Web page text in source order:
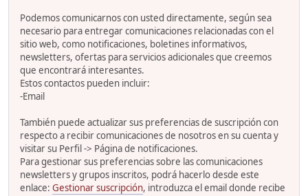
Podemos comunicarnos con usted directamente, según sea
necesario para entregar comunicaciones relacionadas con el
sitio web, como notificaciones, boletines informativos,
newsletters, ofertas para servicios adicionales que creemos
que encontrará interesantes.
Estos contactos pueden incluir:
-Email
También puede actualizar sus preferencias de suscripción con
respecto a recibir comunicaciones de nosotros en su cuenta y
visitar su Perfil -> Página de notificaciones.
Para gestionar sus preferencias sobre las comunicaciones
newsletters y grupos inscritos, podrá hacerlo desde este
enlace: Gestionar suscripción, introduzca el email donde recibe